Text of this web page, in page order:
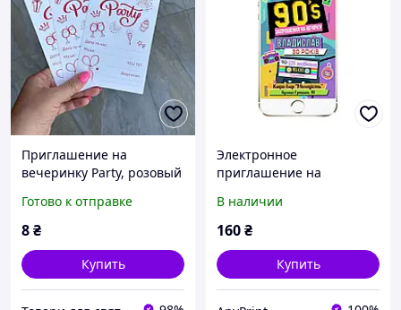
Приглашение на
вечеринку Party, розовый
Готово к отправке
8₴
Купить
Электронное
приглашение на
90-е"
В наличии
160₴
Купить